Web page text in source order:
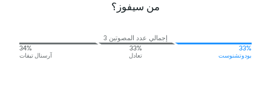
من سيفوز؟
إجمالي عدد المصوتين 3
33%
بودوتشنوست
33%
تعادل
34%
آرسنال تيفات